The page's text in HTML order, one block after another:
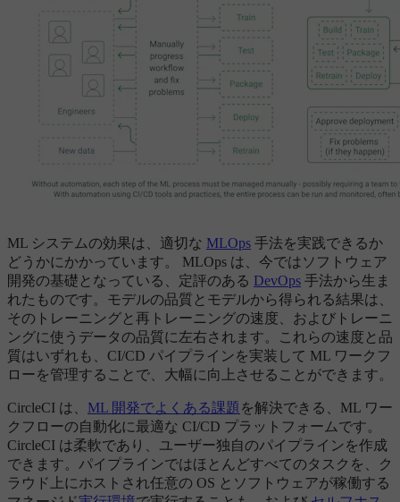
ML システムの効果は、適切な MLOps 手法を実践できるか
どうかにかかっています。 MLOps は、今ではソフトウェア
開発の基礎となっている、定評のある DevOps 手法から生ま
れたものです。モデルの品質とモデルから得られる結果は、
そのトレーニングと再トレーニングの速度、およびトレーニ
ングに使うデータの品質に左右されます。これらの速度と品
質はいずれも、CI/CD パイプラインを実装して ML ワークフ
ローを管理することで、大幅に向上させることができます。
CircleCI は、 ML 開発でよくある課題 を解決できる、ML ワー
クフローの自動化に最適な CI/CD プラットフォームです。
CircleCI は柔軟であり、ユーザー独自のパイプラインを作成
できます。パイプラインではほとんどすべてのタスクを、ク
ラウド上にホストされ任意の OS とソフトウェアが稼働する